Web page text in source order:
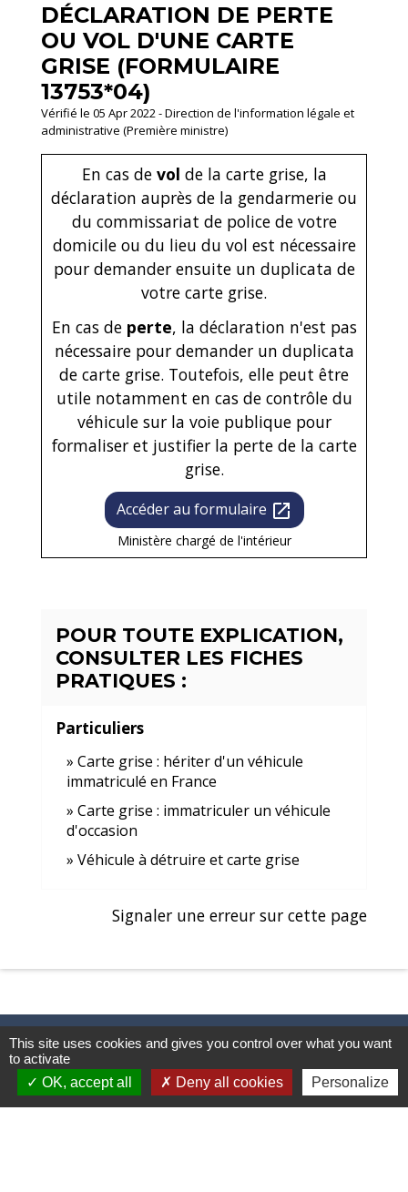
DÉCLARATION DE PERTE
OU VOL D'UNE CARTE
GRISE (FORMULAIRE
13753*04)
Vérifié le 05 Apr 2022 - Direction de l'information légale et
administrative (Première ministre)
En cas de vol de la carte grise, la
déclaration auprès de la gendarmerie ou
du commissariat de police de votre
domicile ou du lieu du vol est nécessaire
pour demander ensuite un duplicata de
votre carte grise.
En cas de perte, la déclaration n'est pas
nécessaire pour demander un duplicata
de carte grise. Toutefois, elle peut être
utile notamment en cas de contrôle du
véhicule sur la voie publique pour
formaliser et justifier la perte de la carte
grise.
Accéder au formulaire open_in_new
Ministère chargé de l'intérieur
POUR TOUTE EXPLICATION,
CONSULTER LES FICHES
PRATIQUES :
Particuliers
Carte grise : hériter d'un véhicule
immatriculé en France
Carte grise : immatriculer un véhicule
d'occasion
Véhicule à détruire et carte grise
Signaler une erreur sur cette page
Contacts et horaires
This site uses cookies and gives you control over what you want
to activate
OK, accept all
Deny all cookies Personalize